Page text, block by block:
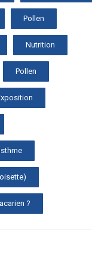
Pollen
Nutrition
Pollen
?